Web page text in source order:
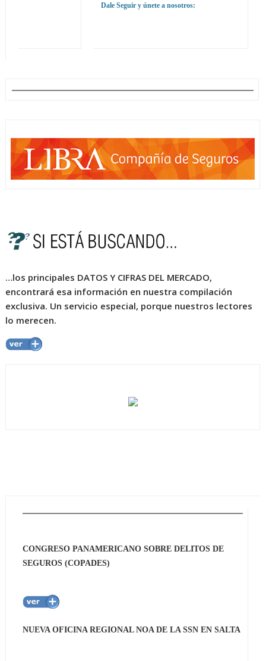
Dale Seguir y únete a nosotros:
…los principales DATOS Y CIFRAS DEL MERCADO,
encontrará esa información en nuestra compilación
exclusiva. Un servicio especial, porque nuestros lectores
lo merecen.
CONGRESO PANAMERICANO SOBRE DELITOS DE
SEGUROS (COPADES)
NUEVA OFICINA REGIONAL NOA DE LA SSN EN SALTA